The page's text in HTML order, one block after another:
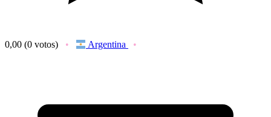
0,00 (0 votos) Argentina